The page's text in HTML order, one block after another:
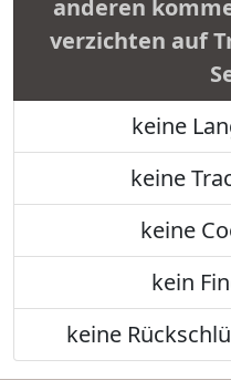
anderen
verzichten auf
keine
keine
keine
kein
keine